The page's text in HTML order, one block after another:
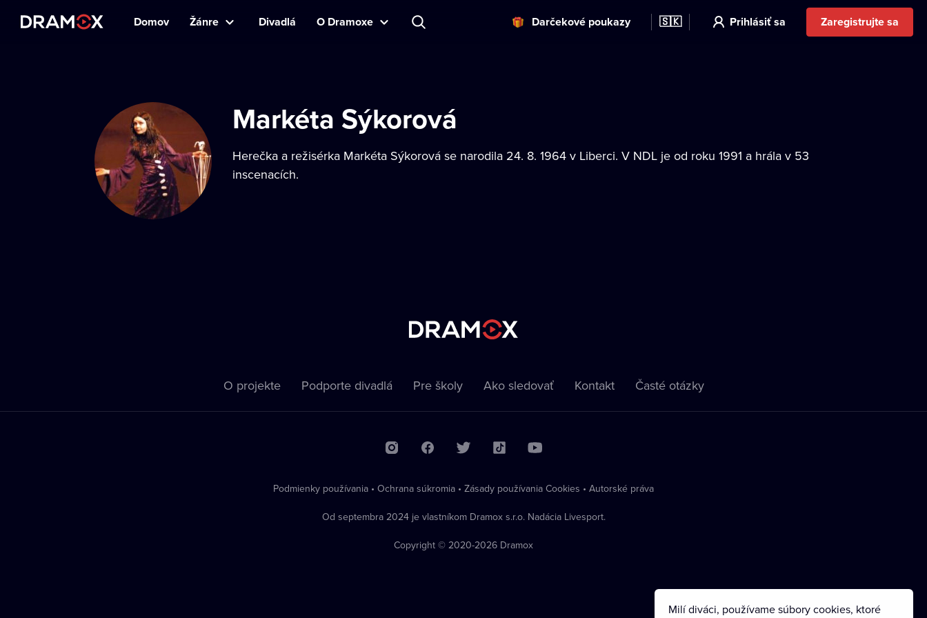
Domov Žánre Divadlá O Dramoxe Darčekové poukazy 🇸🇰 Prihlásiť sa Zaregistrujte sa
Markéta Sýkorová
Herečka a režisérka Markéta Sýkorová se narodila 24. 8. 1964 v Liberci. V NDL je od roku 1991 a hrála v 53
inscenacích.
O projekte Podporte divadlá Pre školy Ako sledovať Kontakt Časté otázky
Podmienky používania • Ochrana súkromia • Zásady používania Cookies • Autorské práva
Od septembra 2024 je vlastníkom Dramox s.r.o. Nadácia Livesport.
Copyright © 2020-2026 Dramox
Milí diváci, používame súbory cookies, ktoré